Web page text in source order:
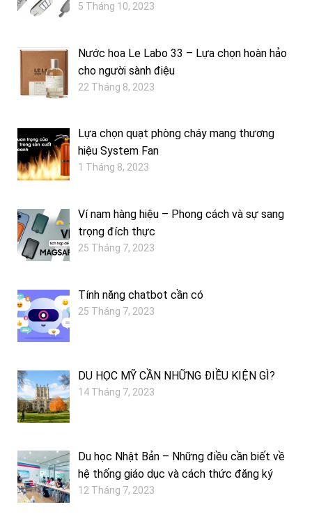
5 Tháng 10, 2023
Nước hoa Le Labo 33 – Lựa chọn hoàn hảo
cho người sành điệu
22 Tháng 8, 2023
Lựa chọn quạt phòng cháy mang thương
hiệu System Fan
1 Tháng 8, 2023
Ví nam hàng hiệu – Phong cách và sự sang
trọng đích thực
25 Tháng 7, 2023
Tính năng chatbot cần có
25 Tháng 7, 2023
DU HỌC MỸ CẦN NHỮNG ĐIỀU KIỆN GÌ?
14 Tháng 7, 2023
Du học Nhật Bản – Những điều cần biết về
hệ thống giáo dục và cách thức đăng ký
12 Tháng 7, 2023